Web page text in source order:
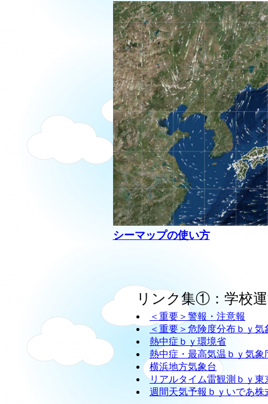
シーマップの使い方
リンク集①：学校
＜重要＞警報・注意報
＜重要＞危険度分布ｂｙ気
熱中症ｂｙ環境省
熱中症・最高気温ｂｙ気象
横浜地方気象台
リアルタイム雷観測ｂｙ東
週間天気予報ｂｙいであ株